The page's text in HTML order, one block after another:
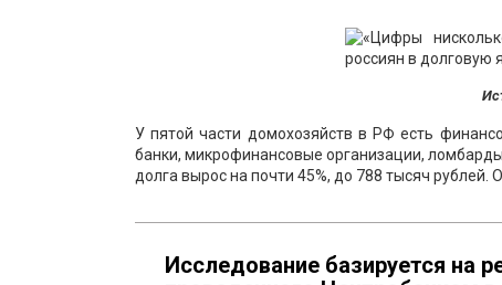
У пятой части домохозяйств в РФ есть
банки, микрофинансовые организации,
долга вырос на почти 45%, до 788 тысяч
Исследование базируется на